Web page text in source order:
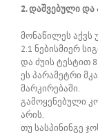
2. დაშვებული
მონაწილეს
2.1 ნებისმიერ
და ძუის ტესტით
ეს პარამეტრი
მარკირებაში.
გამოყენებული
არის.
თუ სასპინინგე